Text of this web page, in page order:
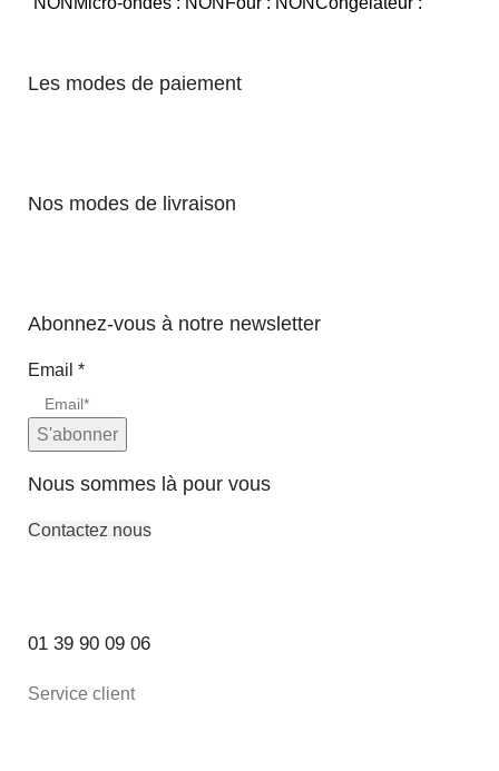
Les modes de paiement
Nos modes de livraison
Abonnez-vous à notre newsletter
Email *
S'abonner
Nous sommes là pour vous
Contactez nous
01 39 90 09 06
Service client